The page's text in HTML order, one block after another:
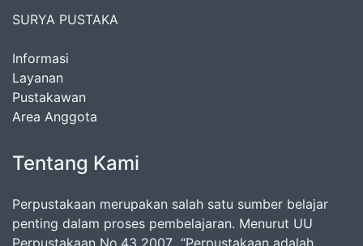
SURYA PUSTAKA
Informasi
Layanan
Pustakawan
Area Anggota
Tentang Kami
Perpustakaan merupakan salah satu sumber belajar
penting dalam proses pembelajaran. Menurut UU
Perpustakaan No.43 2007 “Perpustakaan adalah